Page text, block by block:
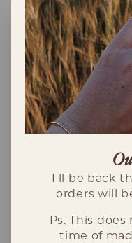
INFORMATION
Twinkle
vita safirer.
Skickar
I'll be back
orders will
Ps. This
time of